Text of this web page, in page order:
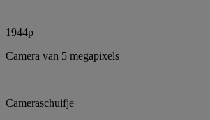
1944p
Camera van 5 megapixels
Cameraschuifje